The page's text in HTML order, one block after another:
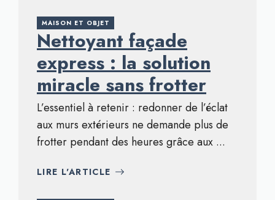
MAISON ET OBJET
Nettoyant façade
express : la solution
miracle sans frotter
L’essentiel à retenir : redonner de l’éclat
aux murs extérieurs ne demande plus de
frotter pendant des heures grâce aux ...
LIRE L'ARTICLE